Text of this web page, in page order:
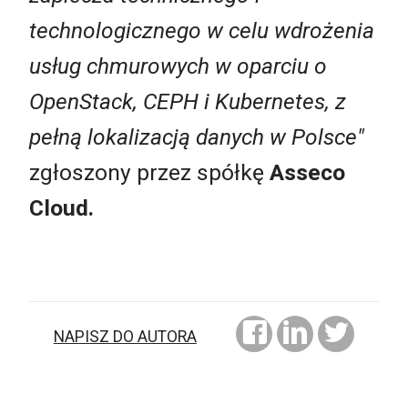
technologicznego w celu wdrożenia
usług chmurowych w oparciu o
OpenStack, CEPH i Kubernetes, z
pełną lokalizacją danych w Polsce"
zgłoszony przez spółkę Asseco
Cloud.
NAPISZ DO AUTORA